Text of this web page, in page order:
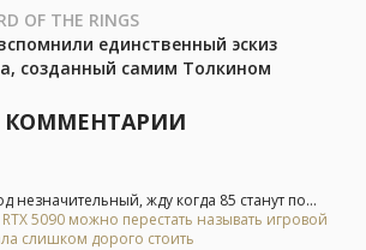
OF THE RINGS
единственный эскиз
созданный самим Толкином
КОММЕНТАРИИ
незначительный, жду когда 85 станут по...
5090 можно перестать называть игровой
слишком дорого стоить